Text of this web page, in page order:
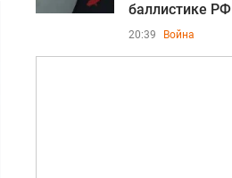
баллистике РФ
20:39 Война